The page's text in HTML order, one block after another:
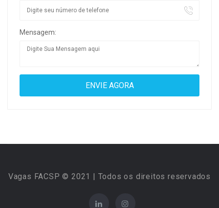
Mensagem:
Vagas FACSP © 2021 | Todos os direitos reservados